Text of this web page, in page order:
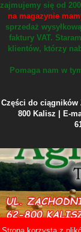
zajmujemy się od
na magazynie
sprzedaż
faktury VAT.
klientów, którzy
Pomaga nam w
Części do ciągników
800 Kalisz | E-